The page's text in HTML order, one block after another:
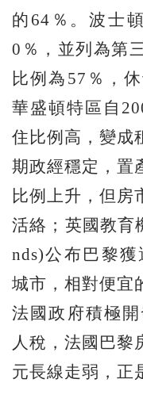
的64％。波士
0％，並列為第
比例為57％，
華盛頓特區自
住比例高，變成
期政經穩定，置
比例上升，但房
活絡；英國教育
nds)公布巴黎
城市，相對便宜
法國政府積極
人稅，法國巴黎
元長線走弱，正